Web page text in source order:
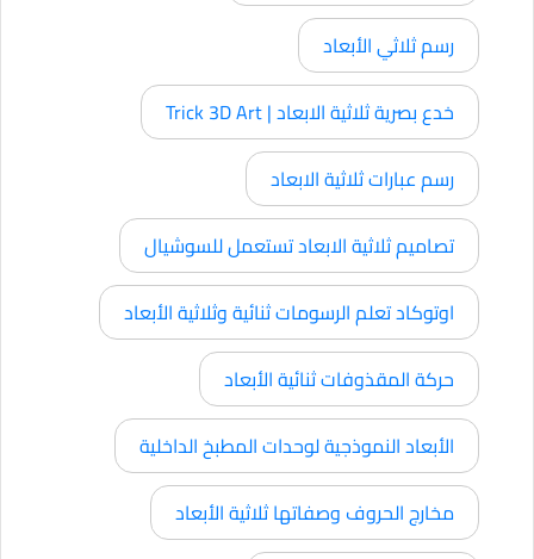
رسم ثلاثي الأبعاد
خدع بصرية ثلاثية الابعاد | Trick 3D Art
رسم عبارات ثلاثية الابعاد
تصاميم ثلاثية الابعاد تستعمل للسوشيال
اوتوكاد تعلم الرسومات ثنائية وثلاثية الأبعاد
حركة المقذوفات ثنائية الأبعاد
الأبعاد النموذجية لوحدات المطبخ الداخلية
مخارج الحروف وصفاتها ثلاثية الأبعاد